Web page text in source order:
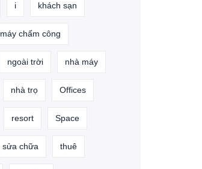
i khách sạn
máy chấm công
ngoài trời nhà máy
nhà trọ Offices
resort Space
sửa chữa thuê